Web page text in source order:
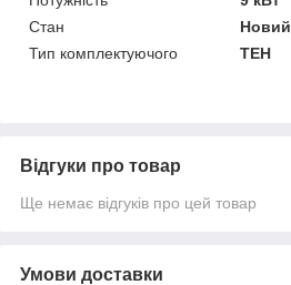
Стан
Новий
Тип комплектуючого
ТЕН
Відгуки про товар
Ще немає відгуків про цей товар
Умови доставки